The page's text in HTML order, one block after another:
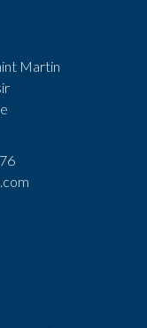
Martin